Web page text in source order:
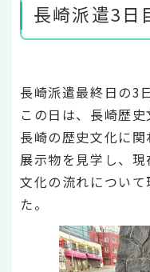
長崎派遣3日
長崎派遣最終日の3
この日は、長崎歴
長崎の歴史文化に
展示物を見学し、
文化の流れについ
た。